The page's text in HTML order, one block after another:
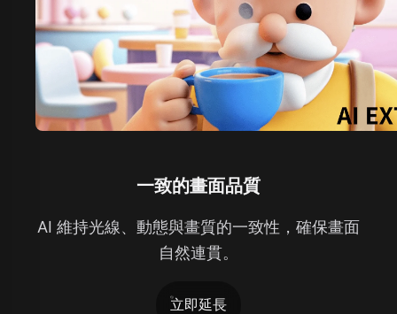
一致的畫面品質
AI 維持光線、動態與畫質的一致性，確保畫面
自然連貫。
立即延長